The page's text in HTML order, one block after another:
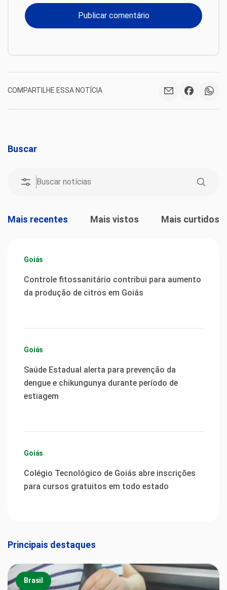
COMPARTILHE ESSA NOTÍCIA
Buscar
Mais recentes Mais vistos Mais curtidos
Goiás
Controle fitossanitário contribui para aumento
da produção de citros em Goiás
Goiás
Saúde Estadual alerta para prevenção da
dengue e chikungunya durante período de
estiagem
Goiás
Colégio Tecnológico de Goiás abre inscrições
para cursos gratuitos em todo estado
Principais destaques
Brasil